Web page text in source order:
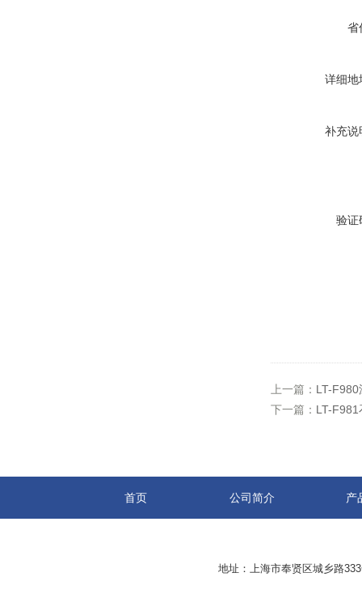
省
详细地
补充说
验证
上一篇： LT-
下一篇： LT-
首页 公司简介 产
地址：上海市奉贤区城乡路